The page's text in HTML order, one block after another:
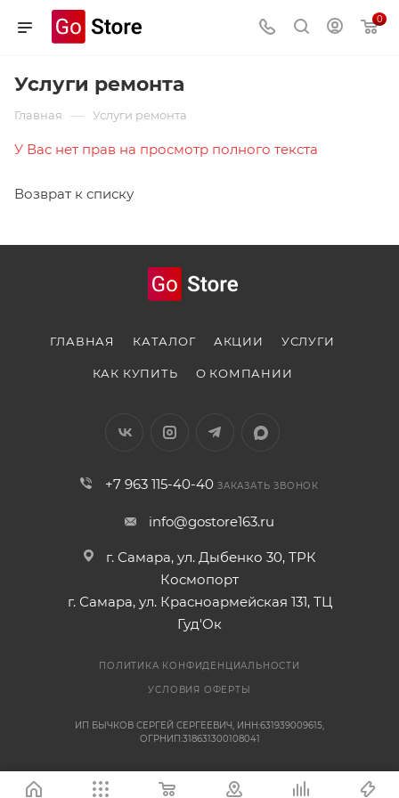
0
Услуги ремонта
Главная — Услуги ремонта
У Вас нет прав на просмотр полного текста
Возврат к списку
ГЛАВНАЯ КАТАЛОГ АКЦИИ УСЛУГИ
КАК КУПИТЬ О КОМПАНИИ
+7 963 115-40-40 ЗАКАЗАТЬ ЗВОНОК
info@gostore163.ru
г. Самара, ул. Дыбенко 30, ТРК
Космопорт
г. Самара, ул. Красноармейская 131, ТЦ
Гуд'Ок
ПОЛИТИКА КОНФИДЕНЦИАЛЬНОСТИ
УСЛОВИЯ ОФЕРТЫ
ИП БЫЧКОВ СЕРГЕЙ СЕРГЕЕВИЧ, ИНН:631939009615,
ОГРНИП:318631300108041